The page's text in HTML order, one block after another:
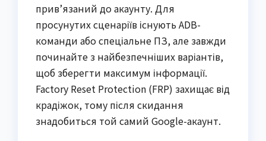
прив’язаний до акаунту. Для
просунутих сценаріїв існують ADB-
команди або спеціальне ПЗ, але завжди
починайте з найбезпечніших варіантів,
щоб зберегти максимум інформації.
Factory Reset Protection (FRP) захищає від
крадіжок, тому після скидання
знадобиться той самий Google-акаунт.